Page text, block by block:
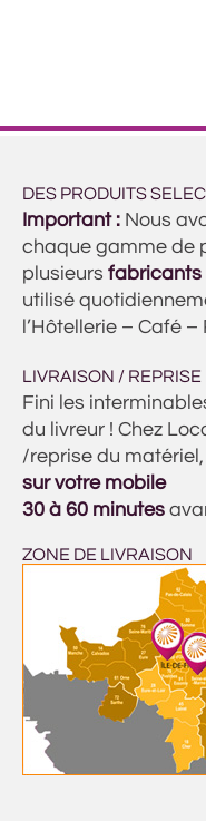
DES PRODUITS
Important : Nous
chaque gamme de
plusieurs fabricants
utilisé
l’Hôtellerie – Café
LIVRAISON / REPRISE
Fini les
du livreur ! Chez
/reprise du
sur votre mobile
30 à 60 minutes
ZONE DE LIVRAISON